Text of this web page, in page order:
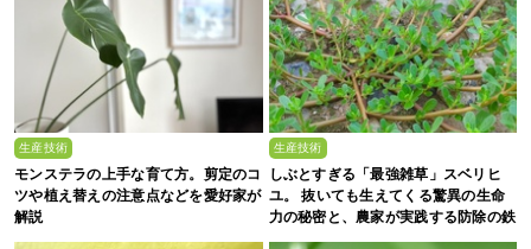
生産技術
モンステラの上手な育て方。剪定のコ
ツや植え替えの注意点などを愛好家が
解説
生産技術
しぶとすぎる「最強雑草」スベリヒ
ユ。 抜いても生えてくる驚異の生命
力の秘密と、農家が実践する防除の鉄
則